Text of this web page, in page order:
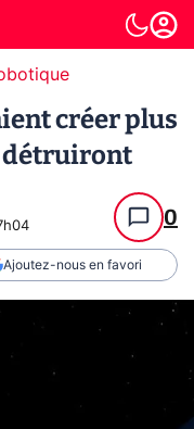
créer plus
détruiront
0
Ajoutez-nous en favori